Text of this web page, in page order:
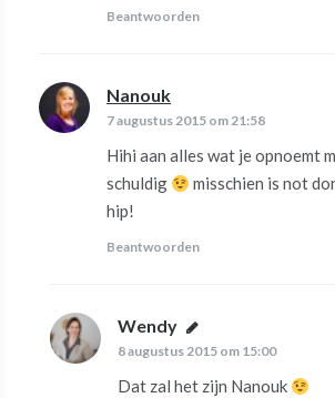
Beantwoorden
Nanouk
7 augustus 2015 om 21:58
Hihi aan alles wat je opnoemt
schuldig
misschien is not
hip!
Beantwoorden
Wendy schreef:
8 augustus 2015 om 15:00
Dat zal het zijn Nanouk